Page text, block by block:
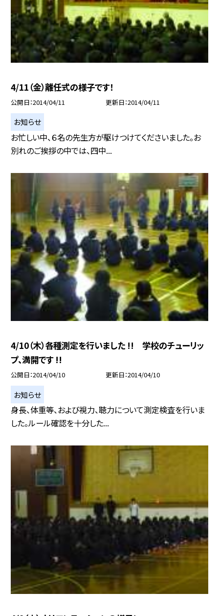
4/11（金）離任式の様子です！
公開日 2014/04/11 更新日 2014/04/11
お知らせ
お忙しい中、６名の先生方が駆けつけてくださいました。お
別れのご挨拶の中では、四中...
4/10（木）各種測定を行いました !! 学校のチューリッ
プ、満開です !!
公開日 2014/04/10 更新日 2014/04/10
お知らせ
身長、体重等、および視力、聴力について測定検査を行いま
した。ルール確認を十分した...